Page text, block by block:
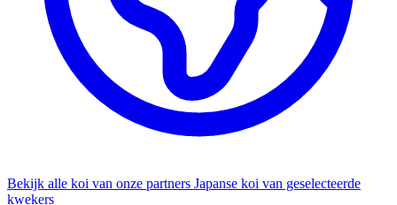
Bekijk alle koi van onze partners Japanse koi van geselecteerde
kwekers